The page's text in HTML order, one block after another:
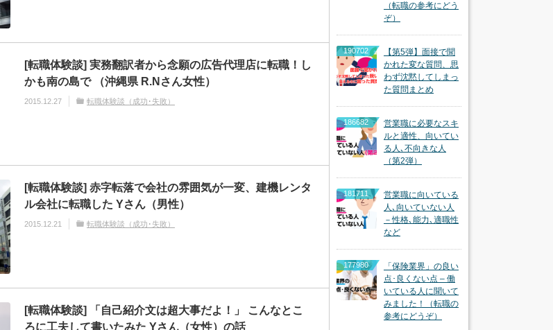
[転職体験談] 実務翻訳者から念願の広告代理店に転職！し
かも南の島で （沖縄県 R.Nさん女性）
2015.12.27 転職体験談（成功･失敗）
[転職体験談] 赤字転落で会社の雰囲気が一変、建機レンタ
ル会社に転職した Yさん（男性）
2015.12.21 転職体験談（成功･失敗）
[転職体験談] 「自己紹介文は超大事だよ！」 こんなとこ
ろに工夫して書いたみた Yさん（女性）の話
（転職の参考にどう
ぞ）
190702
【第5弾】面接で聞
かれた変な質問、思
わず沈黙してしまっ
た質問まとめ
186682
営業職に必要なスキ
ルと適性、向いてい
る人､不向きな人
（第2弾）
181711
営業職に向いている
人､向いていない人
－性格､能力､適職性
など
177980
「保険業界」の良い
点･良くない点 – 働
いている人に聞いて
みました！（転職の
参考にどうぞ）